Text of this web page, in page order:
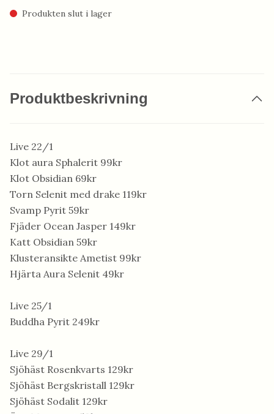
Produkten slut i lager
Produktbeskrivning
Live 22/1
Klot aura Sphalerit 99kr
Klot Obsidian 69kr
Torn Selenit med drake 119kr
Svamp Pyrit 59kr
Fjäder Ocean Jasper 149kr
Katt Obsidian 59kr
Klusteransikte Ametist 99kr
Hjärta Aura Selenit 49kr
Live 25/1
Buddha Pyrit 249kr
Live 29/1
Sjöhäst Rosenkvarts 129kr
Sjöhäst Bergskristall 129kr
Sjöhäst Sodalit 129kr